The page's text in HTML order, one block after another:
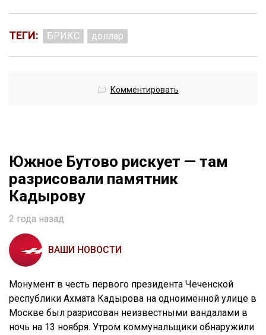
ТЕГИ: БРИКС доллар
Комментировать
Южное Бутово рискует — там
разрисовали памятник
Кадырову
2 года назад
ВАШИ НОВОСТИ
Монумент в честь первого президента Чеченской
республики Ахмата Кадырова на одноимённой улице в
Москве был разрисован неизвестными вандалами в
ночь на 13 ноября. Утром коммунальщики обнаружили